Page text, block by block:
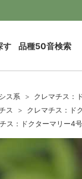
す 品種50音検索
ス系
クレマチス：
ス
クレマチス：ド
ス：ドクターマリー4